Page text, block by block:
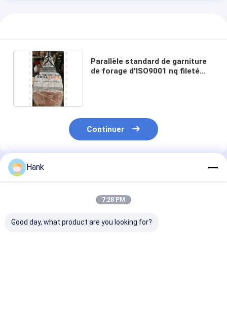
Parallèle standard de garniture
de forage d'ISO9001 nq fileté
Continuer
Produits Recommandés
Hank
7:28 PM
Good day, what product are you looking for?